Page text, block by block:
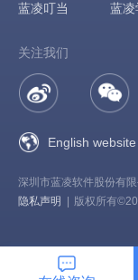
蓝凌叮当 蓝凌
关注我们
English website
深圳市蓝凌软件股份有限
隐私声明 | 版权所有